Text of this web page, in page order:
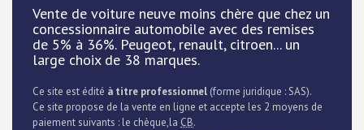
Vente de voiture neuve moins chère que chez un
concessionnaire automobile avec des remises
de 5% à 36%. Peugeot, renault, citroen... un
large choix de 38 marques.
Ce site est édité à titre professionnel (forme juridique : SAS).
Ce site propose de la vente en ligne et accepte les 2 moyens de
paiement suivants : le chèque,la CB.